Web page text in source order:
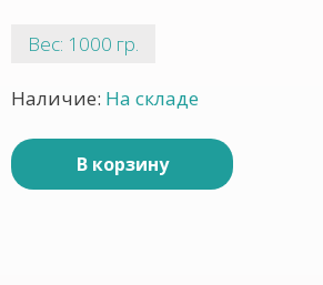
Вес: 1000 гр.
Наличие: На складе
В корзину